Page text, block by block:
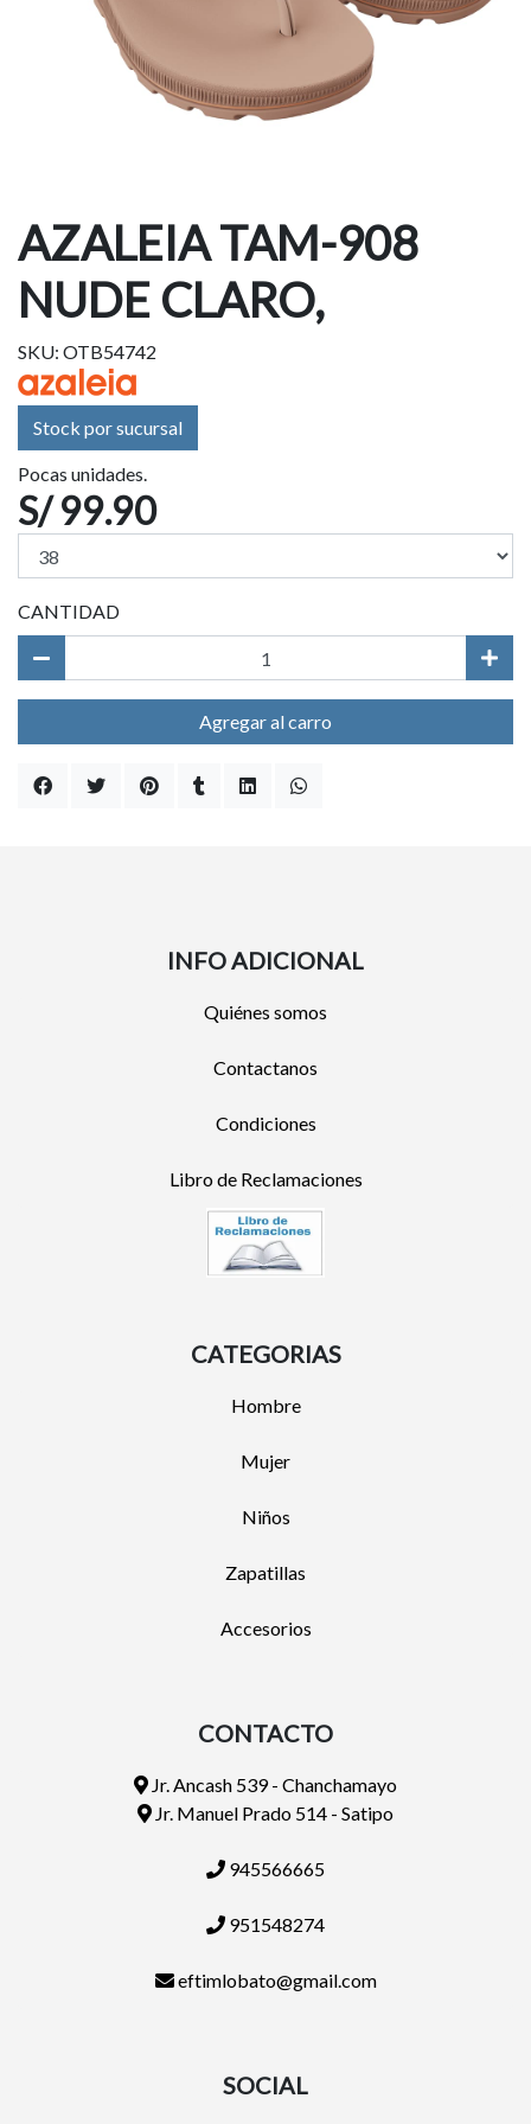
AZALEIA TAM-908
NUDE CLARO,
SKU: OTB54742
Stock por sucursal
Pocas unidades.
S/ 99.90
CANTIDAD
Agregar al carro
INFO ADICIONAL
Quiénes somos
Contactanos
Condiciones
Libro de Reclamaciones
CATEGORIAS
Hombre
Mujer
Niños
Zapatillas
Accesorios
CONTACTO
Jr. Ancash 539 - Chanchamayo
Jr. Manuel Prado 514 - Satipo
945566665
951548274
eftimlobato@gmail.com
SOCIAL